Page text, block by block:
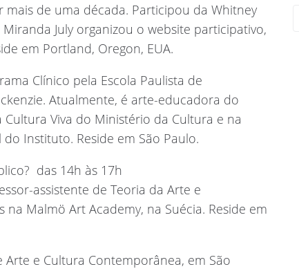
de uma década. Participou da Whitney
July organizou o website participativo,
em Portland, Oregon, EUA.
Clínico pela Escola Paulista de
Atualmente, é arte-educadora do
Viva do Ministério da Cultura e na
Instituto. Reside em São Paulo.
 das 14h às 17h
assistente de Teoria da Arte e
Malmö Art Academy, na Suécia. Reside em
Arte e Cultura Contemporânea, em São